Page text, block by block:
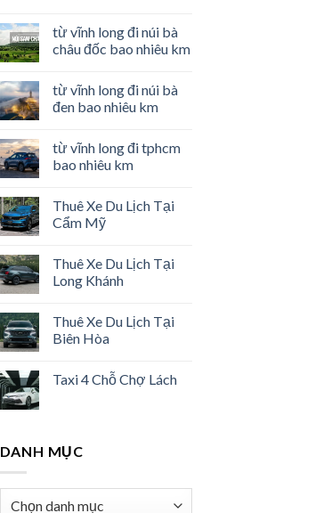
từ vĩnh long đi núi bà
châu đốc bao nhiêu km
từ vĩnh long đi núi bà
đen bao nhiêu km
từ vĩnh long đi tphcm
bao nhiêu km
Thuê Xe Du Lịch Tại
Cẩm Mỹ
Thuê Xe Du Lịch Tại
Long Khánh
Thuê Xe Du Lịch Tại
Biên Hòa
Taxi 4 Chỗ Chợ Lách
DANH MỤC